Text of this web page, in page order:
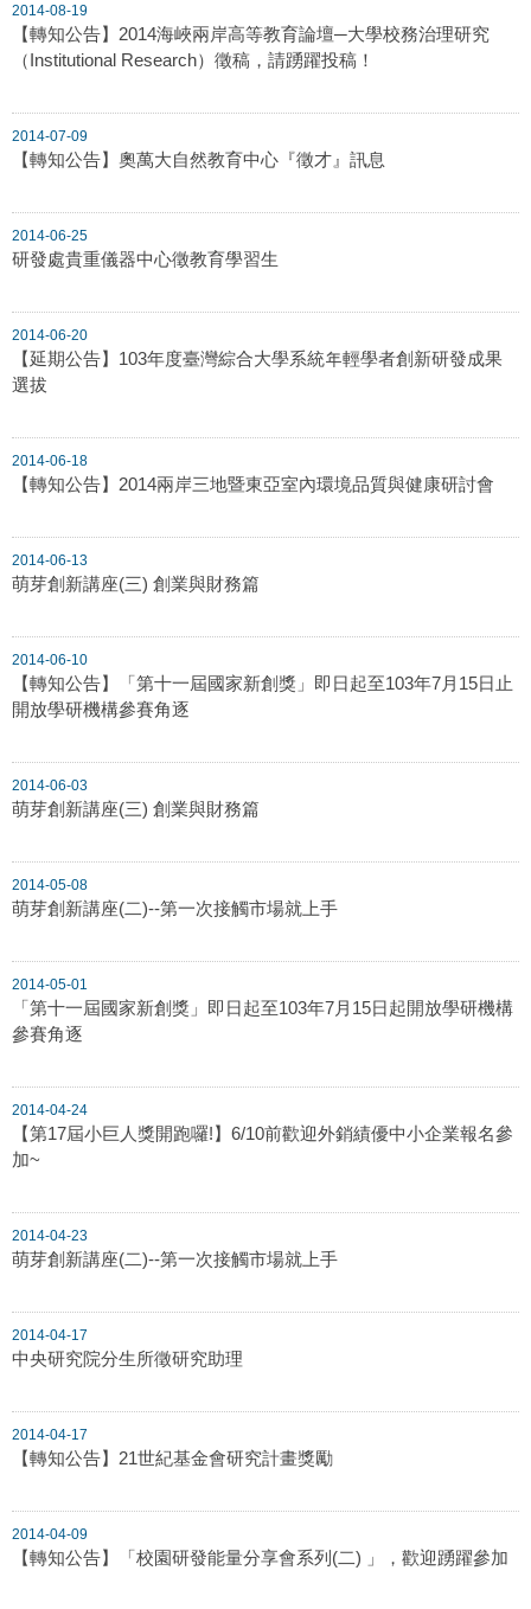
2014-08-19
【轉知公告】2014海峽兩岸高等教育論壇─大學校務治理研究
（Institutional Research）徵稿，請踴躍投稿！
2014-07-09
【轉知公告】奧萬大自然教育中心『徵才』訊息
2014-06-25
研發處貴重儀器中心徵教育學習生
2014-06-20
【延期公告】103年度臺灣綜合大學系統年輕學者創新研發成果
選拔
2014-06-18
【轉知公告】2014兩岸三地暨東亞室內環境品質與健康研討會
2014-06-13
萌芽創新講座(三) 創業與財務篇
2014-06-10
【轉知公告】「第十一屆國家新創獎」即日起至103年7月15日止
開放學研機構參賽角逐
2014-06-03
萌芽創新講座(三) 創業與財務篇
2014-05-08
萌芽創新講座(二)--第一次接觸市場就上手
2014-05-01
「第十一屆國家新創獎」即日起至103年7月15日起開放學研機構
參賽角逐
2014-04-24
【第17屆小巨人獎開跑囉!】6/10前歡迎外銷績優中小企業報名參
加~
2014-04-23
萌芽創新講座(二)--第一次接觸市場就上手
2014-04-17
中央研究院分生所徵研究助理
2014-04-17
【轉知公告】21世紀基金會研究計畫獎勵
2014-04-09
【轉知公告】「校園研發能量分享會系列(二) 」，歡迎踴躍參加